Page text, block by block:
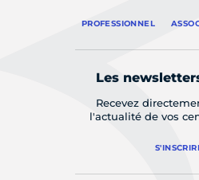
PROFESSIONNEL
Les
Recevez
l'actualité de vos